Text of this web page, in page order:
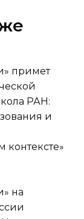
примет
РАН:
и
контексте»
на